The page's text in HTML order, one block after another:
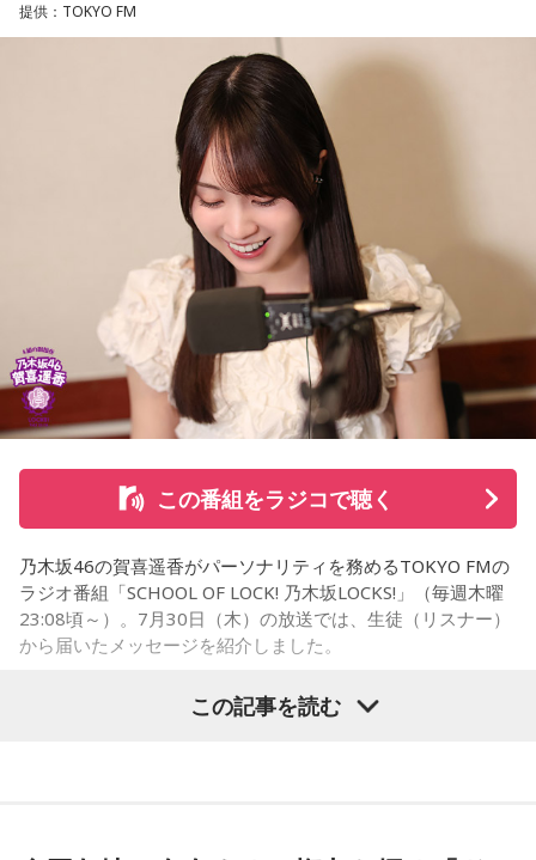
施設で話を聞いた菅井は、「そういう場所があってよかった
な、素晴らしい素敵な取り組みだなと実際に行かせていただ
いて思いました」と感想を述べ、競走生活を終えた馬たちが
新たな役割を得られる環境の大切さを実感したという。
また、菅井は競馬の仕事をきっかけにTCCの活動を知ったそ
うで、東京都内にある「BafunYasai TCC CAFE」にも訪れた
ことがあるという。そこで新鮮な野菜を味わったり馬関連グ
ッズを購入した経験を紹介し、店舗での利用が馬たちの支援
につながることから、興味を持った人へ足を運ぶことを呼び
かけた。
さらに、ホースセラピーについても自身の経験を交えて語っ
た。大学時代に所属していた馬術部では、地域の子どもたち
を招いた体験会が行われており、馬に乗ることで身体を自然
に動かすきっかけになったり、高い視点から景色を見ること
で自信や自己肯定感につながったりする姿を目にしていたと
いう。
今回の訪問を通じて、馬が競技や競走だけではなく、さまざ
提供：TOKYO FM
この番組をラジコで聴く
乃木坂46の賀喜遥香がパーソナリティを務めるTOKYO FMの
ラジオ番組「SCHOOL OF LOCK! 乃木坂LOCKS!」（毎週木曜
23:08頃～）。7月30日（木）の放送では、生徒（リスナー）
から届いたメッセージを紹介しました。
この記事を読む